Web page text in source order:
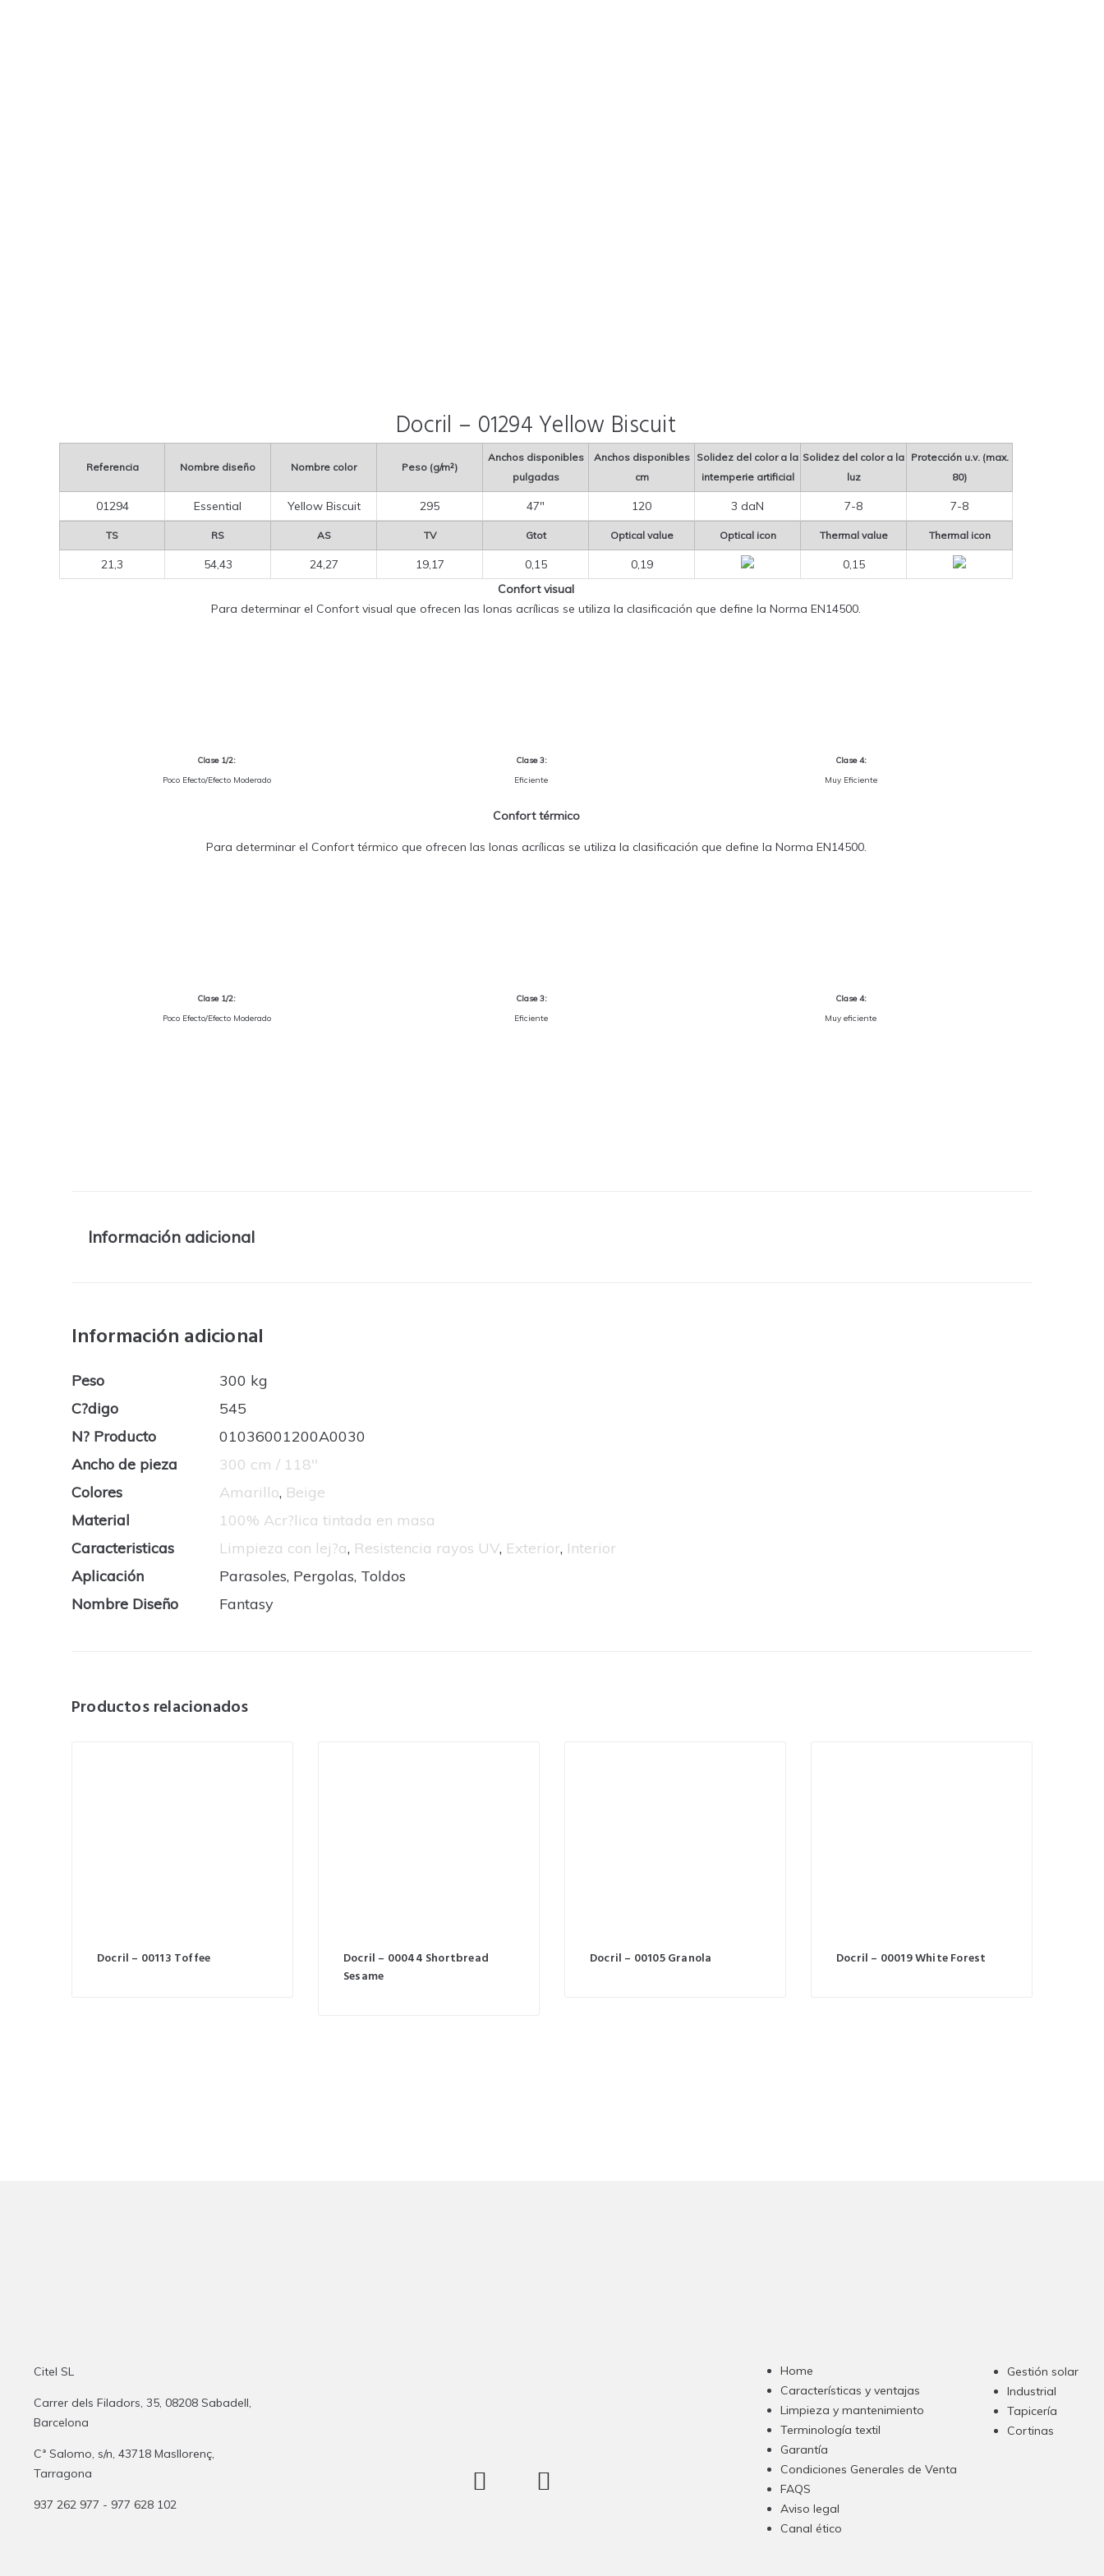
Docril – 01294 Yellow Biscuit
Referencia Nombre diseño Nombre color Peso (g/m²)
Anchos disponibles
pulgadas
Anchos disponibles
cm
Solidez del color a la
intemperie artificial
Solidez del color a la
luz
Protección u.v. (max.
80)
01294 Essential Yellow Biscuit 295 47″ 120 3 daN 7-8 7-8
TS RS AS TV Gtot Optical value Optical icon Thermal value Thermal icon
21,3 54,43 24,27 19,17 0,15 0,19
0,15
Confort visual
Para determinar el Confort visual que ofrecen las lonas acrílicas se utiliza la clasificación que define la Norma EN14500.
Clase 1/2:
Poco Efecto/Efecto Moderado
Clase 3:
Eficiente
Clase 4:
Muy Eficiente
Confort térmico
Para determinar el Confort térmico que ofrecen las lonas acrílicas se utiliza la clasificación que define la Norma EN14500.
Clase 1/2:
Poco Efecto/Efecto Moderado
Clase 3:
Eficiente
Clase 4:
Muy eficiente
Información adicional
Información adicional
Peso
300 kg
C?digo
545
N? Producto
01036001200A0030
Ancho de pieza
300 cm / 118''
Colores
Amarillo, Beige
Material
100% Acr?lica tintada en masa
Caracteristicas
Limpieza con lej?a, Resistencia rayos UV, Exterior, Interior
Aplicación
Parasoles, Pergolas, Toldos
Nombre Diseño
Fantasy
Productos relacionados
Docril – 00113 Toffee
Docril – 00044 Shortbread
Sesame
Docril – 00105 Granola Docril – 00019 White Forest
Citel SL
Carrer dels Filadors, 35, 08208 Sabadell,
Barcelona
Cª Salomo, s/n, 43718 Masllorenç,
Tarragona
937 262 977 - 977 628 102
Home
Características y ventajas
Limpieza y mantenimiento
Terminología textil
Garantía
Condiciones Generales de Venta
FAQS
Aviso legal
Canal ético
Gestión solar
Industrial
Tapicería
Cortinas